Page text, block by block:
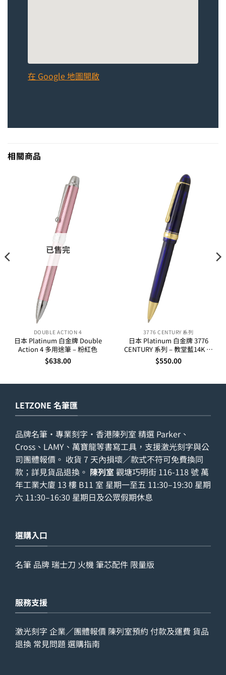
在 Google 地圖開啟
相關商品
已售完
DOUBLE ACTION 4
日本 Platinum 白金牌 Double
Action 4 多用途筆 – 粉紅色
$638.00
3776 CENTURY 系列
日本 Platinum 白金牌 3776
CENTURY 系列 – 教堂藍14K 金
夾原子筆
$550.00
LETZONE 名筆匯
品牌名筆・專業刻字・香港陳列室 精選 Parker、
Cross、LAMY、萬寶龍等書寫工具，支援激光刻字與公
司團體報價。 收貨 7 天內損壞／款式不符可免費換同
款；詳見貨品退換 。 陳列室 觀塘巧明街 116-118 號 萬
年工業大廈 13 樓 B11 室 星期一至五 11:30–19:30 星期
六 11:30–16:30 星期日及公眾假期休息
選購入口
名筆 品牌瑞士刀 火機筆芯配件 限量版
服務支援
激光刻字 企業／團體報價 陳列室預約 付款及運費 貨品
退換 常見問題 選購指南